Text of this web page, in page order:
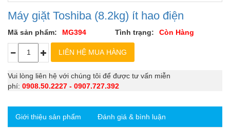
Máy giặt Toshiba (8.2kg) ít hao điện
Mã sản phẩm: MG394 Tình trạng: Còn Hàng
Vui lòng liên hệ với chúng tôi để được tư vấn miễn
phí: 0908.50.2227 - 0907.727.392
Giới thiệu sản phẩm Đánh giá & bình luận